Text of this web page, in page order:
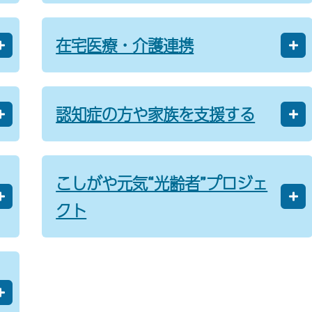
在宅医療・介護連携
認知症の方や家族を支援する
こしがや元気“光齢者”プロジェ
クト